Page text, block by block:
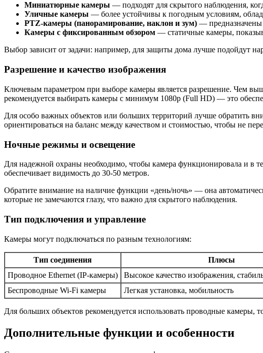
Миниатюрные камеры — подходят для скрытого наблюдения,
Уличные камеры — более устойчивы к погодным условиям,
PTZ-камеры (панорамирование, наклон и зум) — предназначены
Камеры с фиксированным обзором — статичные камеры,
Выбор зависит от задачи: например, для защиты дома лучше подойдут
Разрешение и качество изображения
Ключевым параметром при выборе камеры является разрешение. Чем
рекомендуется выбирать камеры с минимум 1080p (Full HD) — это
Для особо важных объектов или больших территорий лучше обратить
ориентироваться на баланс между качеством и стоимостью, чтобы не
Ночные режимы и освещение
Для надежной охраны необходимо, чтобы камера функционировала и в
обеспечивает видимость до 30-50 метров.
Обратите внимание на наличие функции «день/ночь» — она
которые не замечаются глазу, что важно для скрытого наблюдения.
Тип подключения и управление
Камеры могут подключаться по разным технологиям:
Тип соединения Плюсы
Проводное Ethernet (IP-камеры)
Высокое качество изображения,
Беспроводные Wi-Fi камеры
Легкая установка, мобильность
Для больших объектов рекомендуется использовать проводные
Дополнительные функции и особенности